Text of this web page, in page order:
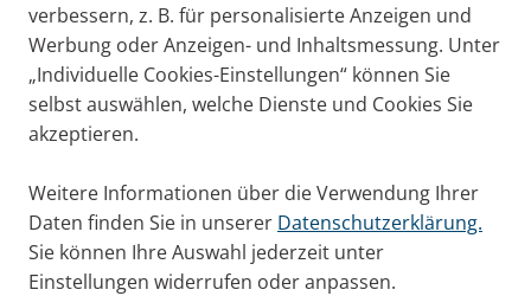
verbessern, z. B. für personalisierte Anzeigen und
Werbung oder Anzeigen- und Inhaltsmessung. Unter
„Individuelle Cookies-Einstellungen“ können Sie
selbst auswählen, welche Dienste und Cookies Sie
akzeptieren.
Weitere Informationen über die Verwendung Ihrer
Daten finden Sie in unserer Datenschutzerklärung.
Sie können Ihre Auswahl jederzeit unter
Einstellungen widerrufen oder anpassen.